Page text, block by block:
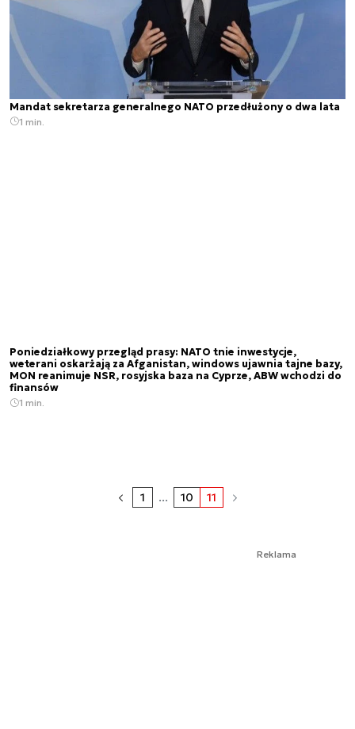
Mandat sekretarza generalnego NATO przedłużony o dwa lata
1 min.
Poniedziałkowy przegląd prasy: NATO tnie inwestycje,
weterani oskarżają za Afganistan, windows ujawnia tajne bazy,
MON reanimuje NSR, rosyjska baza na Cyprze, ABW wchodzi do
finansów
1 min.
1 ... 10 11
Reklama